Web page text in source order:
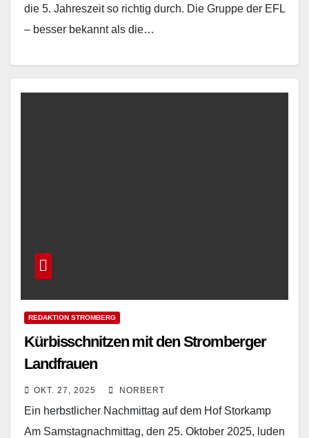
die 5. Jahreszeit so richtig durch. Die Gruppe der EFL
– besser bekannt als die…
REDAKTION STROMBERG
Kürbisschnitzen mit den Stromberger
Landfrauen
OKT. 27, 2025 NORBERT
Ein herbstlicher Nachmittag auf dem Hof Storkamp
Am Samstagnachmittag, den 25. Oktober 2025, luden